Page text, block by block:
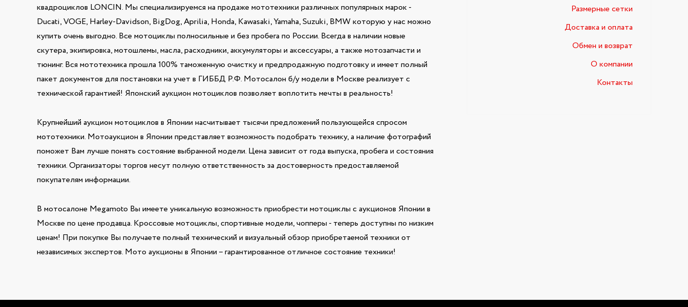
квадроциклов LONCIN. Мы специализируемся на продаже мототехники различных популярных марок -
Ducati, VOGE, Harley-Davidson, BigDog, Aprilia, Honda, Kawasaki, Yamaha, Suzuki, BMW которую у нас можно
купить очень выгодно. Все мотоциклы полносильные и без пробега по России. Всегда в наличии новые
скутера, экипировка, мотошлемы, масла, расходники, аккумуляторы и аксессуары, а также мотозапчасти и
тюнинг. Вся мототехника прошла 100% таможенную очистку и предпродажную подготовку и имеет полный
пакет документов для постановки на учет в ГИББД Р.Ф. Мотосалон б/у модели в Москве реализует с
технической гарантией! Японский аукцион мотоциклов позволяет воплотить мечты в реальность!
Крупнейший аукцион мотоциклов в Японии насчитывает тысячи предложений пользующейся спросом
мототехники. Мотоаукцион в Японии представляет возможность подобрать технику, а наличие фотографий
поможет Вам лучше понять состояние выбранной модели. Цена зависит от года выпуска, пробега и состояния
техники. Организаторы торгов несут полную ответственность за достоверность предоставляемой
покупателям информации.
В мотосалоне Megamoto Вы имеете уникальную возможность приобрести мотоциклы с аукционов Японии в
Москве по цене продавца. Кроссовые мотоциклы, спортивные модели, чопперы - теперь доступны по низким
ценам! При покупке Вы получаете полный технический и визуальный обзор приобретаемой техники от
независимых экспертов. Мото аукционы в Японии – гарантированное отличное состояние техники!
Размерные сетки
Доставка и оплата
Обмен и возврат
О компании
Контакты